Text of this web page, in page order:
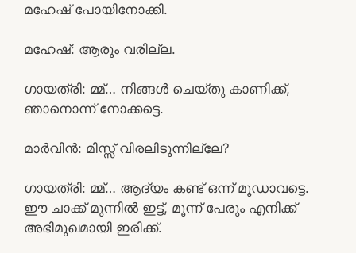
മഹേഷ്‌ പോയിനോക്കി.
മഹേഷ്‌: ആരും വരില്ല.
ഗായത്രി: മ്മ്… നിങ്ങൾ ചെയ്തു കാണിക്ക്,
ഞാനൊന്ന് നോക്കട്ടെ.
മാർവിൻ: മിസ്സ്‌ വിരലിടുന്നില്ലേ?
ഗായത്രി: മ്മ്… ആദ്യം കണ്ട് ഒന്ന് മൂഡാവട്ടെ.
ഈ ചാക്ക് മുന്നിൽ ഇട്ട്, മൂന്ന് പേരും എനിക്ക്
അഭിമുഖമായി ഇരിക്ക്.